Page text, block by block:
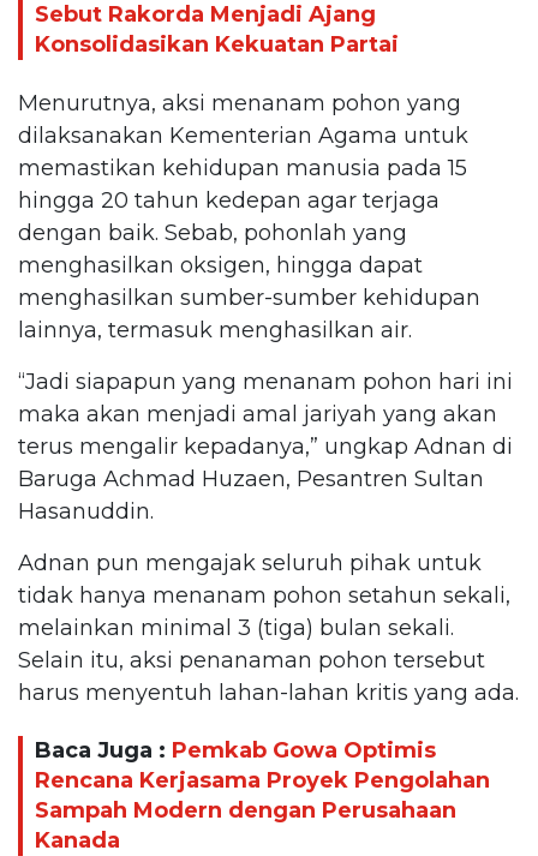
Sebut Rakorda Menjadi Ajang
Konsolidasikan Kekuatan Partai
Menurutnya, aksi menanam pohon yang
dilaksanakan Kementerian Agama untuk
memastikan kehidupan manusia pada 15
hingga 20 tahun kedepan agar terjaga
dengan baik. Sebab, pohonlah yang
menghasilkan oksigen, hingga dapat
menghasilkan sumber-sumber kehidupan
lainnya, termasuk menghasilkan air.
“Jadi siapapun yang menanam pohon hari ini
maka akan menjadi amal jariyah yang akan
terus mengalir kepadanya,” ungkap Adnan di
Baruga Achmad Huzaen, Pesantren Sultan
Hasanuddin.
Adnan pun mengajak seluruh pihak untuk
tidak hanya menanam pohon setahun sekali,
melainkan minimal 3 (tiga) bulan sekali.
Selain itu, aksi penanaman pohon tersebut
harus menyentuh lahan-lahan kritis yang ada.
Baca Juga : Pemkab Gowa Optimis
Rencana Kerjasama Proyek Pengolahan
Sampah Modern dengan Perusahaan
Kanada